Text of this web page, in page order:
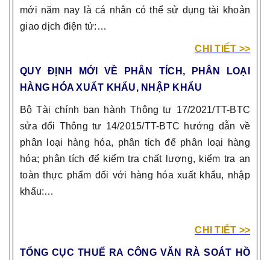
mới năm nay là cá nhân có thể sử dụng tài khoản
giao dịch điện tử:…
CHI TIẾT >>
QUY ĐỊNH MỚI VỀ PHÂN TÍCH, PHÂN LOẠI
HÀNG HÓA XUẤT KHẨU, NHẬP KHẨU
Bộ Tài chính ban hành Thông tư 17/2021/TT-BTC
sửa đổi Thông tư 14/2015/TT-BTC hướng dẫn về
phân loại hàng hóa, phân tích để phân loại hàng
hóa; phân tích để kiểm tra chất lượng, kiểm tra an
toàn thực phẩm đối với hàng hóa xuất khẩu, nhập
khẩu:…
CHI TIẾT >>
TỔNG CỤC THUẾ RA CÔNG VĂN RÀ SOÁT HỒ